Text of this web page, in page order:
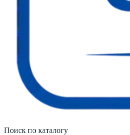
Поиск по каталогу